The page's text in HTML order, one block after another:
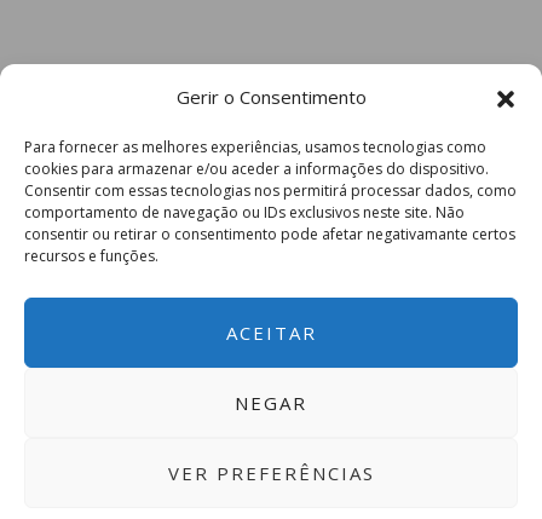
Gerir o Consentimento
Para fornecer as melhores experiências, usamos tecnologias como
cookies para armazenar e/ou aceder a informações do dispositivo.
Consentir com essas tecnologias nos permitirá processar dados, como
comportamento de navegação ou IDs exclusivos neste site. Não
consentir ou retirar o consentimento pode afetar negativamante certos
recursos e funções.
ACEITAR
NEGAR
VER PREFERÊNCIAS